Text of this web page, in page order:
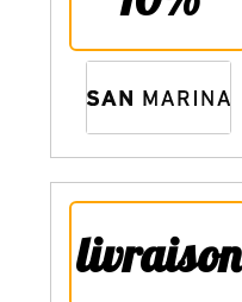
livraison